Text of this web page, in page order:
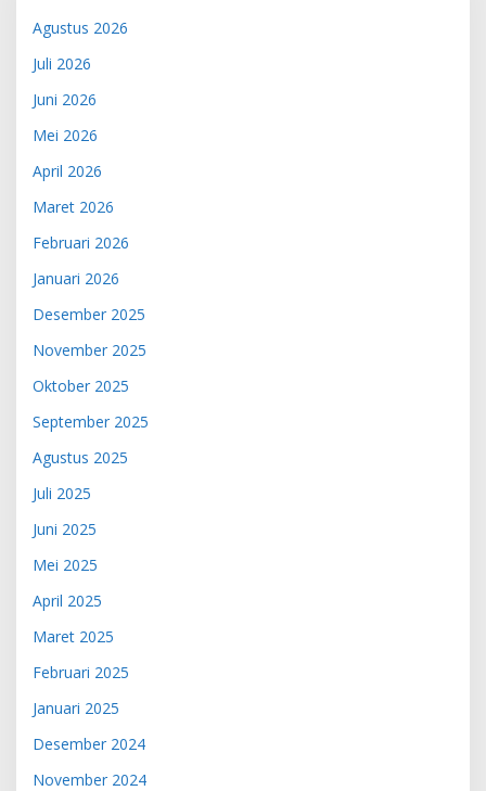
Agustus 2026
Juli 2026
Juni 2026
Mei 2026
April 2026
Maret 2026
Februari 2026
Januari 2026
Desember 2025
November 2025
Oktober 2025
September 2025
Agustus 2025
Juli 2025
Juni 2025
Mei 2025
April 2025
Maret 2025
Februari 2025
Januari 2025
Desember 2024
November 2024